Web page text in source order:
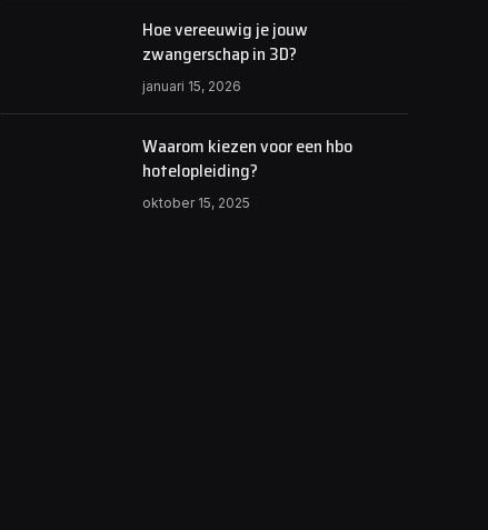
Hoe vereeuwig je jouw
zwangerschap in 3D?
januari 15, 2026
Waarom kiezen voor een hbo
hotelopleiding?
oktober 15, 2025